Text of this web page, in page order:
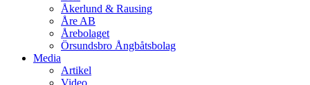
Åkerlund & Rausing
Åre AB
Årebolaget
Örsundsbro Ångbåtsbolag
Media
Artikel
Video